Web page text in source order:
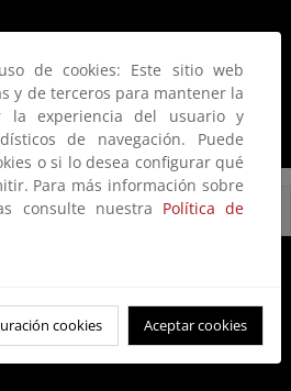
de cookies: Este sitio web
y de terceros para mantener la
la experiencia del usuario y
de navegación. Puede
o si lo desea configurar qué
Para más información sobre
consulte nuestra Política de
cookies Aceptar cookies